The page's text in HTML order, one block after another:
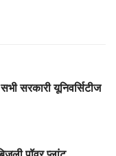
सरकारी यूनिवर्सिटीज